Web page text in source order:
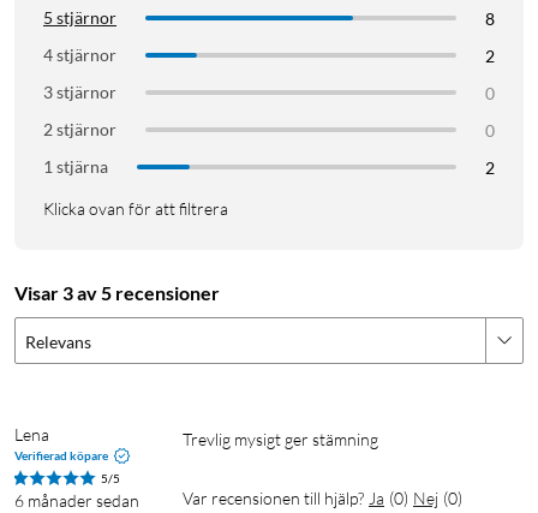
5 stjärnor
8
4 stjärnor
2
3 stjärnor
0
2 stjärnor
0
1 stjärna
2
Klicka ovan för att filtrera
Visar 3 av 5 recensioner
Relevans
Lena
Verifierad köpare
5/5
6 månader sedan
Trevlig mysigt ger stämning
Var recensionen till hjälp? Ja (0) Nej (0)